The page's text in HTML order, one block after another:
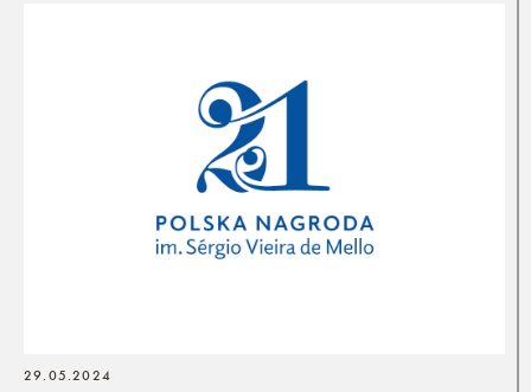
29.05.2024